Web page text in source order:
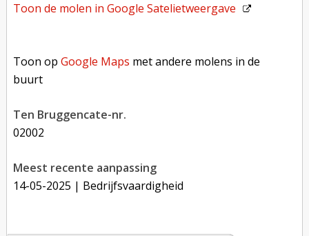
Toon de molen inGoogle Satelietweergave
Toon opGoogle Maps met andere molens in de
buurt
Ten Bruggencate-nr.
02002
Meest recente aanpassing
14-05-2025 | Bedrijfsvaardigheid